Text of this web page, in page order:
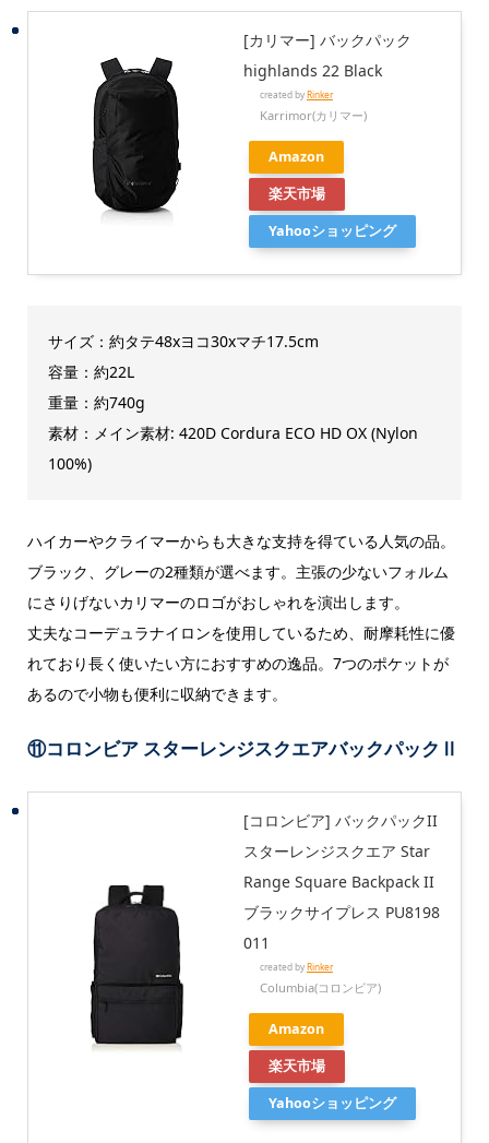
[カリマー] バックパック
highlands 22 Black
created byRinker
Karrimor(カリマー)
Amazon
楽天市場
Yahooショッピング
サイズ：約タテ48xヨコ30xマチ17.5cm
容量：約22L
重量：約740g
素材： メイン素材: 420D Cordura ECO HD OX (Nylon
100%)
ハイカーやクライマーからも大きな支持を得ている人気の品。
ブラック、グレーの2種類が選べます。主張の少ないフォルム
にさりげないカリマーのロゴがおしゃれを演出します。
丈夫なコーデュラナイロンを使用しているため、耐摩耗性に優
れており長く使いたい方におすすめの逸品。7つのポケットが
あるので小物も便利に収納できます。
⑪コロンビア スターレンジスクエアバックパックⅡ
[コロンビア] バックパックII
スターレンジスクエア Star
Range Square Backpack II
ブラックサイプレス PU8198
011
created byRinker
Columbia(コロンビア)
Amazon
楽天市場
Yahooショッピング